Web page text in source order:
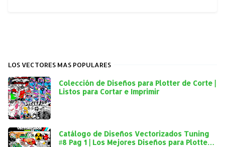
LOS VECTORES MAS POPULARES
Colección de Diseños para Plotter de Corte |
Listos para Cortar e Imprimir
Catálogo de Diseños Vectorizados Tuning
#8 Pag 1 | Los Mejores Diseños para Plotter